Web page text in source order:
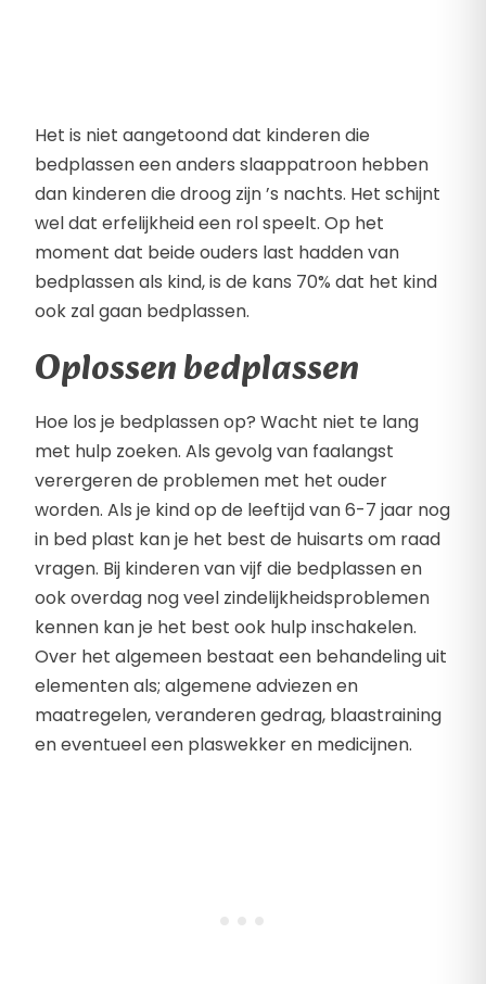
Het is niet aangetoond dat kinderen die
bedplassen een anders slaappatroon hebben
dan kinderen die droog zijn ’s nachts. Het schijnt
wel dat erfelijkheid een rol speelt. Op het
moment dat beide ouders last hadden van
bedplassen als kind, is de kans 70% dat het kind
ook zal gaan bedplassen.
Oplossen bedplassen
Hoe los je bedplassen op? Wacht niet te lang
met hulp zoeken. Als gevolg van faalangst
verergeren de problemen met het ouder
worden. Als je kind op de leeftijd van 6-7 jaar nog
in bed plast kan je het best de huisarts om raad
vragen. Bij kinderen van vijf die bedplassen en
ook overdag nog veel zindelijkheidsproblemen
kennen kan je het best ook hulp inschakelen.
Over het algemeen bestaat een behandeling uit
elementen als; algemene adviezen en
maatregelen, veranderen gedrag, blaastraining
en eventueel een plaswekker en medicijnen.